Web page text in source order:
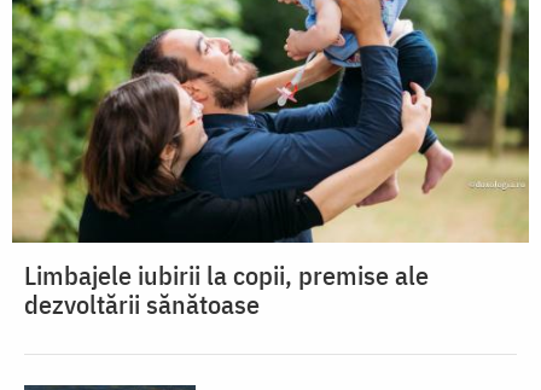
Limbajele iubirii la copii, premise ale
dezvoltării sănătoase